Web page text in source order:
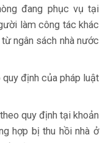
đang phục vụ tại
làm công tác khác
ngân sách nhà nước
định của pháp luật
quy định tại khoản
hợp bị thu hồi nhà ở